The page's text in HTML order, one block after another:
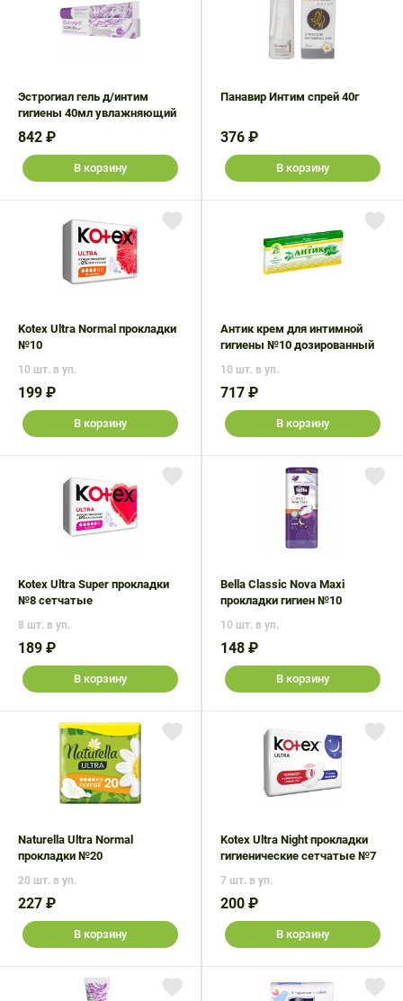
Эстрогиал гель д/интим
гигиены 40мл увлажняющий
842 ₽
В корзину
Панавир Интим спрей 40г
376 ₽
В корзину
Kotex Ultra Normal прокладки
№10
10 шт. в уп.
199 ₽
В корзину
Антик крем для интимной
гигиены №10 дозированный
10 шт. в уп.
717 ₽
В корзину
Kotex Ultra Super прокладки
№8 сетчатые
8 шт. в уп.
189 ₽
В корзину
Bella Classic Nova Maxi
прокладки гигиен №10
10 шт. в уп.
148 ₽
В корзину
Naturella Ultra Normal
прокладки №20
20 шт. в уп.
227 ₽
В корзину
Kotex Ultra Night прокладки
гигиенические сетчатые №7
7 шт. в уп.
200 ₽
В корзину